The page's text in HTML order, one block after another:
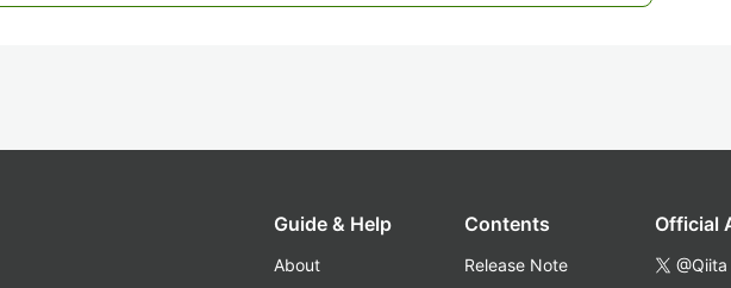
Guide & Help
About
Contents
Release Note
Official
@Qiita